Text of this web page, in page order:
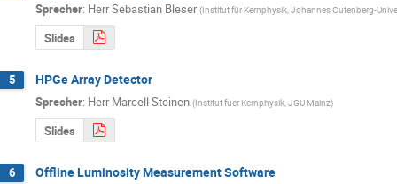
Sprecher: HerrSebastian Bleser (Institut für Kernphysik, Johannes Gutenberg-
Slides
5 HPGe Array Detector
Sprecher: Herr Marcell Steinen (Institut fuer Kernphysik, JGU Mainz)
Slides
6 Offline Luminosity Measurement Software